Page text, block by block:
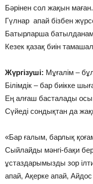
Бәрінен сол жақын маған.
Гүлнар апай бізбен
Батырларша
Кезек қазақ биін
Жүргізуші: Мұғалім –
Білімдік – бар биікке
Ең алғаш басталады
Сүйеді сондықтан да
«Бар ғалым, барлық
Сыйлайды мәнгі-бақи
ұстаздарымызды зор
апай, Ақерке апай,